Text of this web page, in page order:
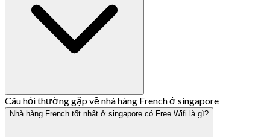
Câu hỏi thường gặp về nhà hàng French ở singapore
Nhà hàng French tốt nhất ở singapore có Free Wifi là gì?